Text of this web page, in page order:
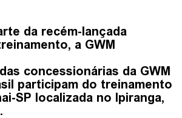
da recém-lançada
a GWM
concessionárias da GWM
participam do treinamento
SP localizada no Ipiranga,